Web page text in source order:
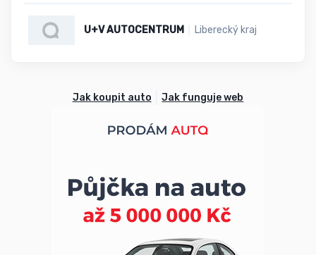
U+V AUTOCENTRUM Liberecký kraj
Jak koupit auto Jak funguje web